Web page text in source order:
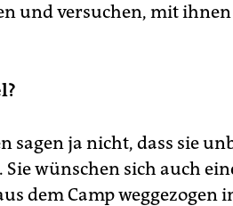
und versuchen, mit
sagen ja nicht, dass sie
wünschen sich auch
dem Camp weggezogen